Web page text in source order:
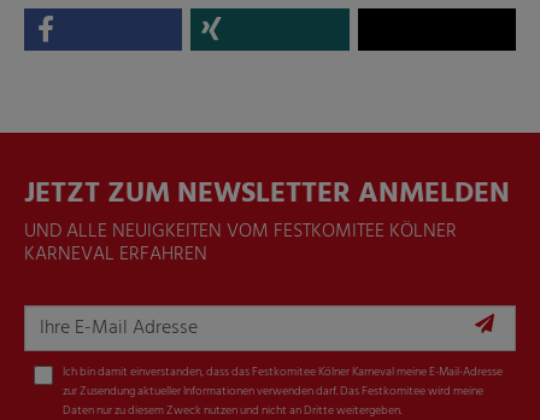
JETZT ZUM NEWSLETTER ANMELDEN
UND ALLE NEUIGKEITEN VOM FESTKOMITEE KÖLNER
KARNEVAL ERFAHREN
Ich bin damit einverstanden, dass das Festkomitee Kölner Karneval meine E-Mail-Adresse
zur Zusendung aktueller Informationen verwenden darf. Das Festkomitee wird meine
Daten nur zu diesem Zweck nutzen und nicht an Dritte weitergeben.